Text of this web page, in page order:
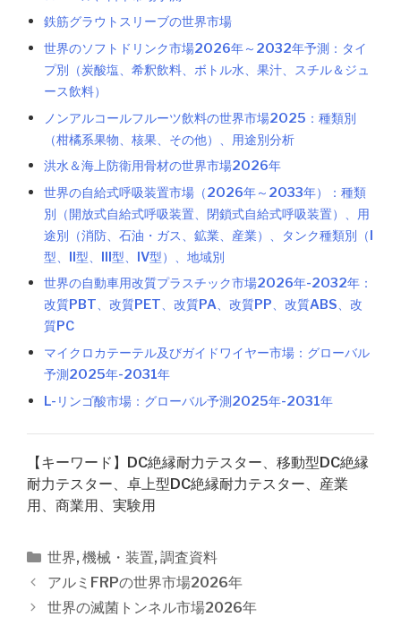
鉄筋グラウトスリーブの世界市場
世界のソフトドリンク市場2026年～2032年予測：タイ
プ別（炭酸塩、希釈飲料、ボトル水、果汁、スチル＆ジュ
ース飲料）
ノンアルコールフルーツ飲料の世界市場2025：種類別
（柑橘系果物、核果、その他）、用途別分析
洪水＆海上防衛用骨材の世界市場2026年
世界の自給式呼吸装置市場（2026年～2033年）：種類
別（開放式自給式呼吸装置、閉鎖式自給式呼吸装置）、用
途別（消防、石油・ガス、鉱業、産業）、タンク種類別（I
型、II型、III型、IV型）、地域別
世界の自動車用改質プラスチック市場2026年-2032年：
改質PBT、改質PET、改質PA、改質PP、改質ABS、改
質PC
マイクロカテーテル及びガイドワイヤー市場：グローバル
予測2025年-2031年
L-リンゴ酸市場：グローバル予測2025年-2031年
【キーワード】DC絶縁耐力テスター、移動型DC絶縁
耐力テスター、卓上型DC絶縁耐力テスター、産業
用、商業用、実験用
カ
テ
ゴ
世界, 機械・装置, 調査資料
投
稿
アルミFRPの世界市場2026年
世界の滅菌トンネル市場2026年